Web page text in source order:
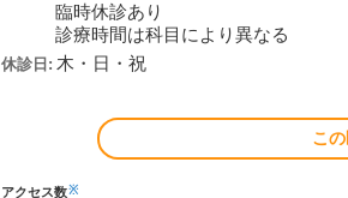
臨時休診あり
診療時間は科目により異なる
休診日: 木・日・祝
こ
アクセス数※